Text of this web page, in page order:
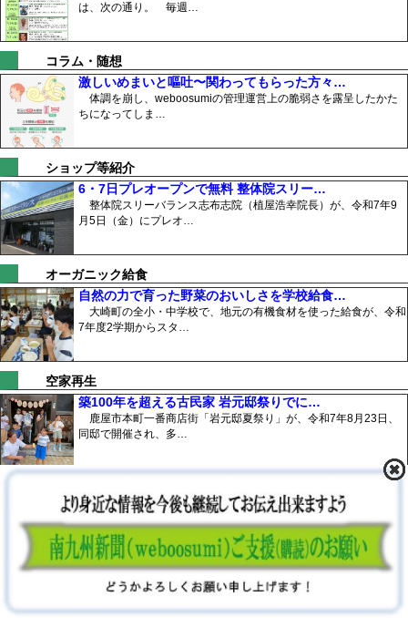
は、次の通り。 毎週…
コラム・随想
激しいめまいと嘔吐〜関わってもらった方々…
体調を崩し、weboosumiの管理運営上の脆弱さを露呈したかた
ちになってしま…
ショップ等紹介
6・7日プレオープンで無料 整体院スリー…
整体院スリーバランス志布志院（植屋浩幸院長）が、令和7年9
月5日（金）にプレオ…
オーガニック給食
自然の力で育った野菜のおいしさを学校給食…
大崎町の全小・中学校で、地元の有機食材を使った給食が、令和
7年度2学期からスタ…
空家再生
築100年を超える古民家 岩元邸祭りでに…
鹿屋市本町一番商店街「岩元邸夏祭り」が、令和7年8月23日、
同邸で開催され、多…